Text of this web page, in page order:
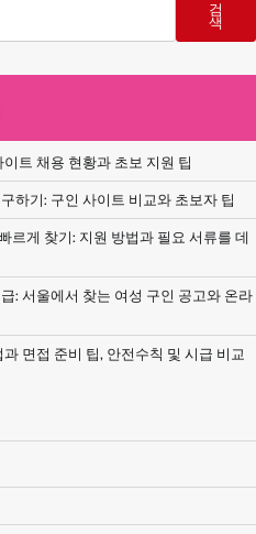
검
색
트 채용 현황과 초보 지원 팁
하기: 구인 사이트 비교와 초보자 팁
르게 찾기: 지원 방법과 필요 서류를 데
: 서울에서 찾는 여성 구인 공고와 온라
면접 준비 팁, 안전수칙 및 시급 비교